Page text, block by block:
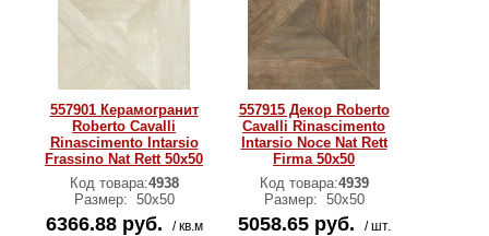
557901 Керамогранит
Roberto Cavalli
Rinascimento Intarsio
Frassino Nat Rett 50x50
Код товара:4938
Размер: 50x50
6366.88 руб. / кв.м
557915 Декор Roberto
Cavalli Rinascimento
Intarsio Noce Nat Rett
Firma 50x50
Код товара:4939
Размер: 50x50
5058.65 руб. / шт.